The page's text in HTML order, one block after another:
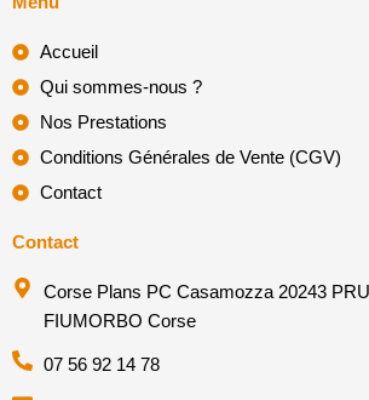
Accueil
Qui sommes-nous ?
Nos Prestations
Conditions Générales de Vente (CGV)
Contact
Contact
Corse Plans PC Casamozza 20243
FIUMORBO Corse
07 56 92 14 78